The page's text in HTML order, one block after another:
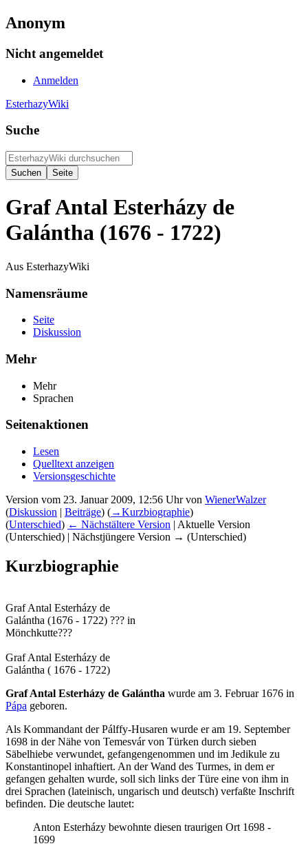
Anonym
Nicht angemeldet
Anmelden
EsterhazyWiki
Suche
Graf Antal Esterházy de
Galántha (1676 - 1722)
Aus EsterhazyWiki
Namensräume
Seite
Diskussion
Mehr
Mehr
Sprachen
Seitenaktionen
Lesen
Quelltext anzeigen
Versionsgeschichte
Version vom 23. Januar 2009, 12:56 Uhr von WienerWalzer
(Diskussion | Beiträge) (→‎Kurzbiographie)
(Unterschied) ← Nächstältere Version | Aktuelle Version
(Unterschied) | Nächstjüngere Version → (Unterschied)
Kurzbiographie
Graf Antal Esterházy de
Galántha (1676 - 1722) ??? in
Mönchkutte???
Graf Antal Esterházy de
Galántha ( 1676 - 1722)
Graf Antal Esterházy de Galántha wurde am 3. Februar 1676 in
Pápa geboren.
Als Kommandant der Pálffy-Husaren wurde er am 19. September
1698 in der Nähe von Temesvár von Türken durch sieben
Säbelhiebe verwundet, gefangengenommen und im Jedikule zu
Konstantinopel inhaftiert. An der Wand des Turmes, in dem er
gefangen gehalten wurde, soll sich links der Türe eine von ihm in
drei Sprachen (lateinisch, ungarisch und deutsch) verfaßte Inschrift
befinden. Die deutsche lautet:
Anton Esterházy bewohnte diesen traurigen Ort 1698 -
1699